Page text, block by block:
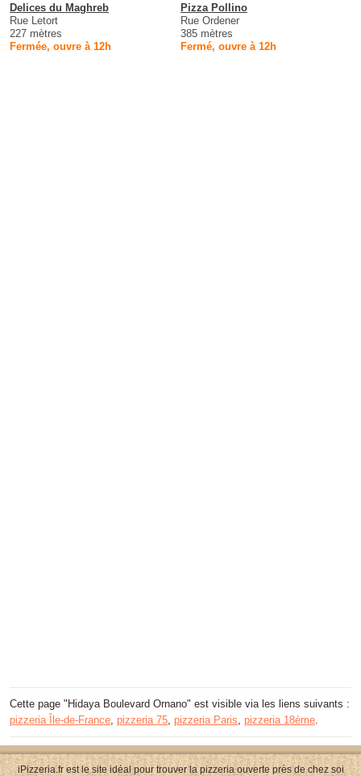
Delices du Maghreb
Rue Letort
227 mètres
Fermée, ouvre à 12h
Pizza Pollino
Rue Ordener
385 mètres
Fermé, ouvre à 12h
Cette page "Hidaya Boulevard Ornano" est visible via les liens suivants :
pizzeria Île-de-France pizzeria 75 pizzeria Paris pizzeria 18ème
iPizzeria.fr est le site idéal pour trouver la pizzeria ouverte près de chez soi